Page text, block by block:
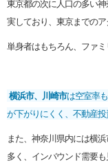
東京都の次に人口の多い
実しており、東京までのア
単身者はもちろん、ファミ
横浜市、川崎市は空室率
が下がりにくく、不動産投
また、神奈川県内には横
多く、インバウンド需要